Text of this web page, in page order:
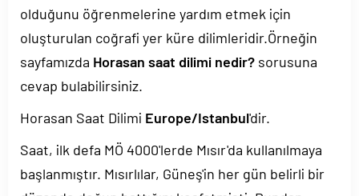
olduğunu öğrenmelerine yardım etmek için
oluşturulan coğrafi yer küre dilimleridir.Örneğin
sayfamızda Horasan saat dilimi nedir? sorusuna
cevap bulabilirsiniz.
Horasan Saat Dilimi Europe/Istanbul'dir.
Saat, ilk defa MÖ 4000'lerde Mısır'da kullanılmaya
başlanmıştır. Mısırlılar, Güneş'in her gün belirli bir